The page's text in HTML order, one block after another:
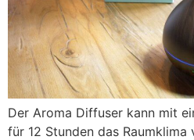
Der Aroma Diffuser kann mit
für 12 Stunden das